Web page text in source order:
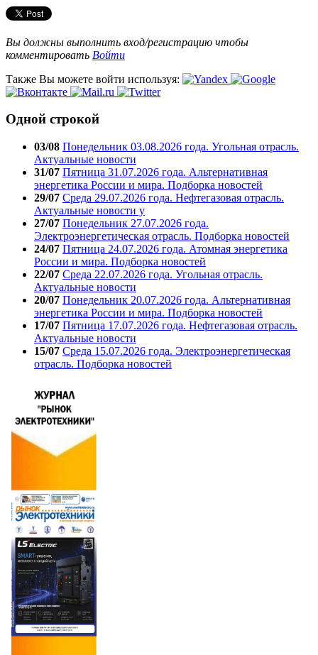
Вы должны выполнить вход/регистрацию чтобы
комментировать Войти
Также Вы можете войти используя:
Одной строкой
03/08 Понедельник 03.08.2026 года. Угольная отрасль.
Актуальные новости
31/07 Пятница 31.07.2026 года. Альтернативная
энергетика России и мира. Подборка новостей
29/07 Среда 29.07.2026 года. Нефтегазовая отрасль.
Актуальные новости у
27/07 Понедельник 27.07.2026 года.
Электроэнергетическая отрасль. Подборка новостей
24/07 Пятница 24.07.2026 года. Атомная энергетика
России и мира. Подборка новостей
22/07 Среда 22.07.2026 года. Угольная отрасль.
Актуальные новости
20/07 Понедельник 20.07.2026 года. Альтернативная
энергетика России и мира. Подборка новостей
17/07 Пятница 17.07.2026 года. Нефтегазовая отрасль.
Актуальные новости
15/07 Среда 15.07.2026 года. Электроэнергетическая
отрасль. Подборка новостей